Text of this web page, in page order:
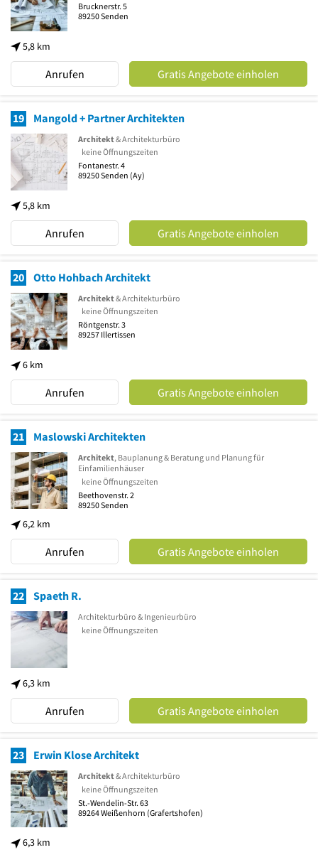
5,8 km
Brucknerstr. 5
89250Senden
Anrufen Gratis Angebote einholen
19 Mangold + Partner Architekten
5,8 km
Architekt& Architekturbüro
keine Öffnungszeiten
Fontanestr. 4
89250Senden (Ay)
Anrufen Gratis Angebote einholen
20 Otto Hohbach Architekt
6 km
Architekt& Architekturbüro
keine Öffnungszeiten
Röntgenstr. 3
89257 Illertissen
Anrufen Gratis Angebote einholen
21 Maslowski Architekten
6,2 km
Architekt, Bauplanung & Beratung und Planung für
Einfamilienhäuser
keine Öffnungszeiten
Beethovenstr. 2
89250Senden
Anrufen Gratis Angebote einholen
22 Spaeth R.
6,3 km
Architekturbüro & Ingenieurbüro
keine Öffnungszeiten
Anrufen Gratis Angebote einholen
23 Erwin Klose Architekt
6,3 km
Architekt& Architekturbüro
keine Öffnungszeiten
St.-Wendelin-Str. 63
89264Weißenhorn (Grafertshofen)